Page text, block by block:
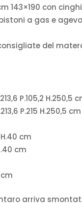
143×190 con
a gas e
del
P.105,2 H.250,5
P.215 H.250,5 cm
cm
cm
arriva